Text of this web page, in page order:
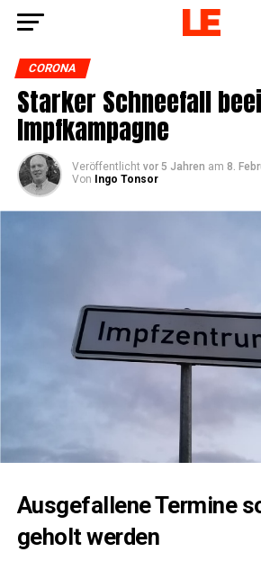
CORONA
Star­ker Schnee­fall
Impfkampagne
Veröffentlicht vor 5 Jahren am 8.
Von
Ingo Tonsor
Aus­ge­fal­le­ne Ter­mi­ne
ge­holt werden